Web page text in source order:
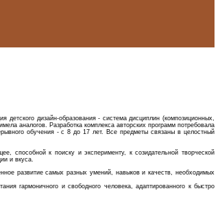
дизайн-образования - система дисциплин (композиционных,
аналогов. Разработка комплекса авторских программ потребовала
обучения - с 8 до 17 лет. Все предметы связаны в целостный
способной к поиску и эксперименту, к созидательной творческой
и вкуса.
развитие самых разных умений, навыков и качеств, необходимых
гармоничного и свободного человека, адаптированного к быстро